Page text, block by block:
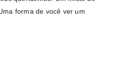
forma de você ver um